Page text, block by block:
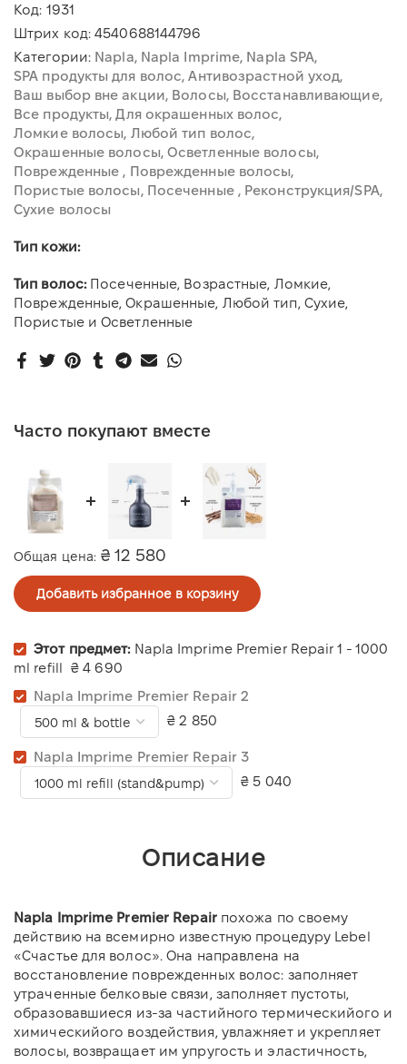
Код: 1931
Штрих код:4540688144796
Категории: Napla Napla Imprime Napla SPA
SPA продукты для волос Антивозрастной уход
Ваш выбор вне акции Волосы Восстанавливающие
Все продукты Для окрашенных волос
Ломкие волосы Любой тип волос
Окрашенные волосы Осветленные волосы
Поврежденные
Поврежденные волосы
Пористые волосы Посеченные
Реконструкция/SPA
Сухие волосы
Тип кожи:
Тип волос: Посеченные, Возрастные, Ломкие,
Поврежденные, Окрашенные, Любой тип, Сухие,
Пористые и Осветленные
Часто покупают вместе
Общая цена: ₴ 12 580
Добавить избранное в корзину
Этот предмет:Napla Imprime Premier Repair 1 - 1000
ml refill ₴ 4 690
Napla Imprime Premier Repair 2
₴ 2 850
Napla Imprime Premier Repair 3
₴ 5 040
Описание
Napla Imprime Premier Repairпохожа по своему
действию на всемирно известную процедуру Lebel
«Счастье для волос». Она направлена на
восстановление поврежденных волос: заполняет
утраченные белковые связи, заполняет пустоты,
образовавшиеся из-за частийного термическийого и
химическийого воздействия, увлажняет и укрепляет
волосы, возвращает им упругость и эластичность,